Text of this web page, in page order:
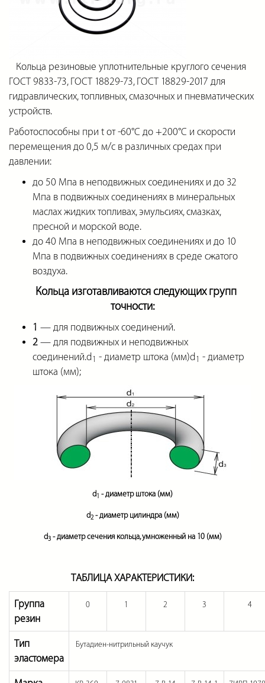
Кольца резиновые уплотнительные круглого сечения
ГОСТ 9833-73, ГОСТ 18829-73, ГОСТ 18829-2017 для
гидравлических, топливных, смазочных и пневматических
устройств.
Работоспособны при t от -60°С до +200°С и скорости
перемещения до 0,5 м/с в различных средах при
давлении:
до 50 Мпа в неподвижных соединениях и до 32
Мпа в подвижных соединениях в минеральных
маслах жидких топливах, эмульсиях, смазках,
пресной и морской воде.
до 40 Мпа в неподвижных соединениях и до 10
Мпа в подвижных соединениях в среде сжатого
воздуха.
Кольца изготавливаются следующих групп
точности:
1 — для подвижных соединений.
2 — для подвижных и неподвижных
соединений.d 1 - диаметр штока (мм)d 1 - диаметр
штока (мм);
d1 - диаметр штока (мм)
d2- диаметр цилиндра (мм)
d3- диаметр сечения кольца, умноженный на 10 (мм)
ТАБЛИЦА ХАРАКТЕРИСТИКИ:
Группа
резин
0 1 2 3 4
Тип
эластомера
Бутадиен-нитрильный каучук